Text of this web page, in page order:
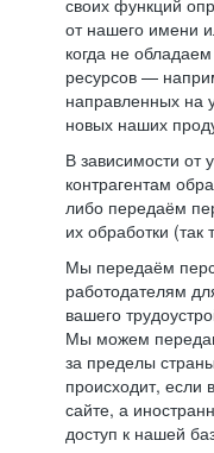
своих функций
от нашего имени
когда не
ресурсов —
направленных на
новых наших
В зависимости от
контрагентам
либо передаём
их обработки
Мы передаём
работодателям
вашего
Мы можем
за пределы
происходит,
сайте, а
доступ к нашей